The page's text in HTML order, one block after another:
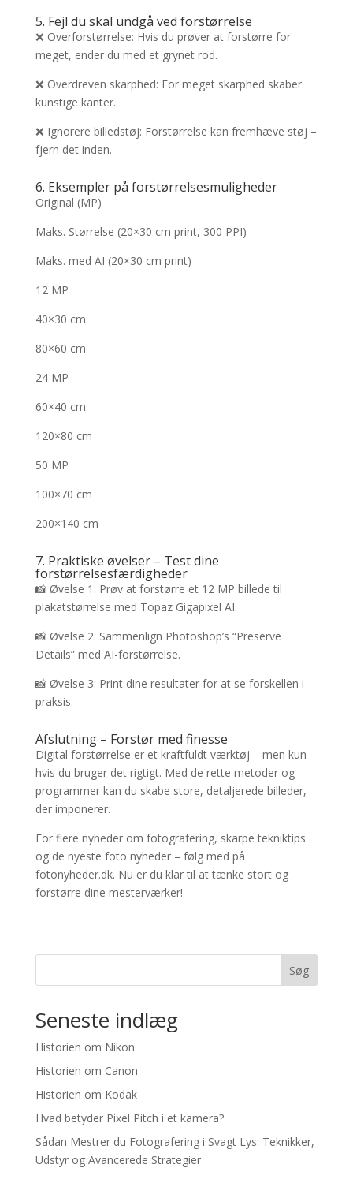
5. Fejl du skal undgå ved forstørrelse
❌ Overforstørrelse: Hvis du prøver at forstørre for
meget, ender du med et grynet rod.
❌ Overdreven skarphed: For meget skarphed skaber
kunstige kanter.
❌ Ignorere billedstøj: Forstørrelse kan fremhæve støj –
fjern det inden.
6. Eksempler på forstørrelsesmuligheder
Original (MP)
Maks. Størrelse (20×30 cm print, 300 PPI)
Maks. med AI (20×30 cm print)
12 MP
40×30 cm
80×60 cm
24 MP
60×40 cm
120×80 cm
50 MP
100×70 cm
200×140 cm
7. Praktiske øvelser – Test dine
forstørrelsesfærdigheder
📸 Øvelse 1: Prøv at forstørre et 12 MP billede til
plakatstørrelse med Topaz Gigapixel AI.
📸 Øvelse 2: Sammenlign Photoshop’s “Preserve
Details” med AI-forstørrelse.
📸 Øvelse 3: Print dine resultater for at se forskellen i
praksis.
Afslutning – Forstør med finesse
Digital forstørrelse er et kraftfuldt værktøj – men kun
hvis du bruger det rigtigt. Med de rette metoder og
programmer kan du skabe store, detaljerede billeder,
der imponerer.
For flere nyheder om fotografering, skarpe tekniktips
og de nyeste foto nyheder – følg med på
fotonyheder.dk. Nu er du klar til at tænke stort og
forstørre dine mesterværker!
Søg
Seneste indlæg
Historien om Nikon
Historien om Canon
Historien om Kodak
Hvad betyder Pixel Pitch i et kamera?
Sådan Mestrer du Fotografering i Svagt Lys: Teknikker,
Udstyr og Avancerede Strategier